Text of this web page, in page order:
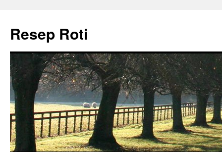
content
Resep Roti